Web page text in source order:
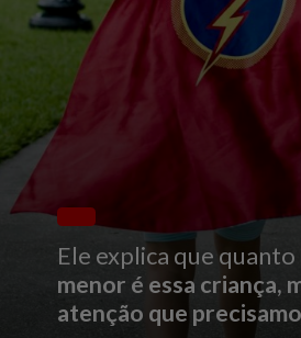
Ele explica que quanto
menor é essa criança,
atenção que